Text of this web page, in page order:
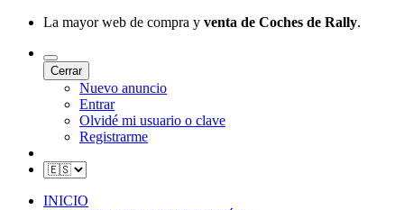
La mayor web de compra y venta de Coches de Rally.
Cerrar
Nuevo anuncio
Entrar
Olvidé mi usuario o clave
Registrarme
INICIO